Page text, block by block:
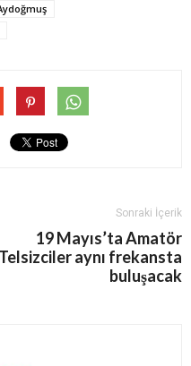
Sonraki İçerik
19 Mayıs’ta Amatör
Telsizciler aynı frekansta
buluşacak